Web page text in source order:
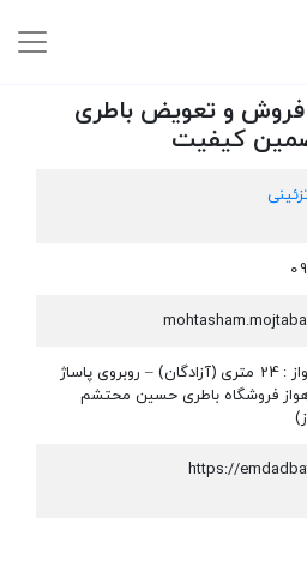
فروش و تعویض باطری
کیفیت
خوزستان - اهواز : 24 متری (آزادگان) – روبروی پاساژ
فروشگاه باطری حسین محتشم
https://